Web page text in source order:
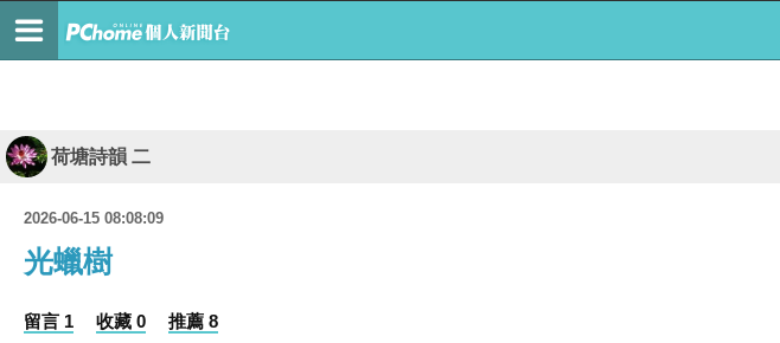
荷塘詩韻 二
2026-06-15 08:08:09
光蠟樹
留言 1 收藏 0 推薦 8